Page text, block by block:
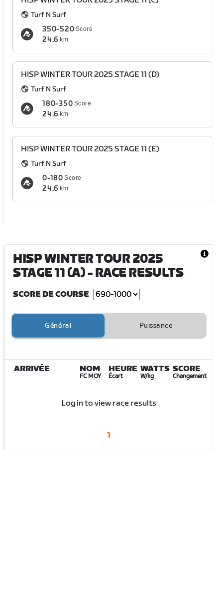
Turf N Surf
350-520 Score
24.6 km
HISP WINTER TOUR 2025 STAGE 11 (D)
Turf N Surf
180-350 Score
24.6 km
HISP WINTER TOUR 2025 STAGE 11 (E)
Turf N Surf
0-180 Score
24.6 km
HISP WINTER TOUR 2025
STAGE 11 (A)- RACE RESULTS
SCORE DE COURSE
Général Puissance
ARRIVÉE NOM
FC MOY
HEURE
Écart
WATTS
W/kg
SCORE
Changement
Log in to view race results
1